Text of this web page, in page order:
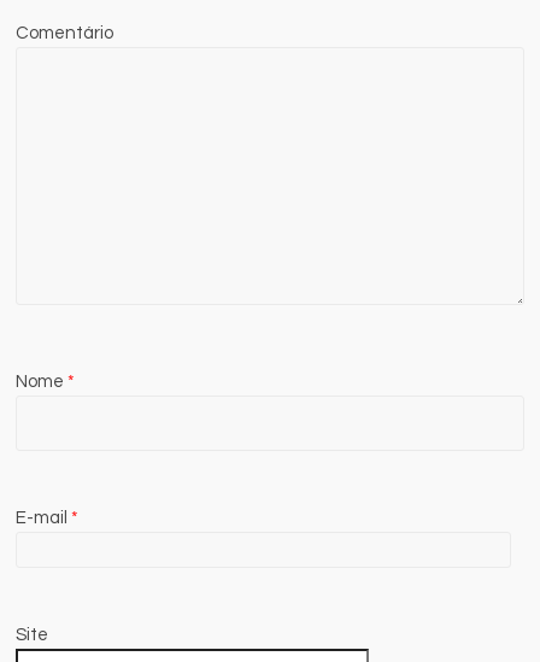
Comentário
Nome*
E-mail*
Site